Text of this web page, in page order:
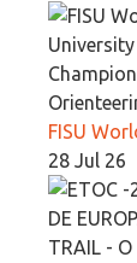
FISU
28 Jul 26